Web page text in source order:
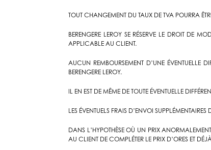
TOUT CHANGEMENT DU TAUX DE TVA POURRA
BERENGERE LEROY SE RÉSERVE LE DROIT DE
APPLICABLE AU CLIENT.
AUCUN REMBOURSEMENT D’UNE ÉVENTUELLE
BERENGERE LEROY.
IL EN EST DE MÊME DE TOUTE ÉVENTUELLE
LES ÉVENTUELS FRAIS D’ENVOI
DANS L’HYPOTHÈSE OÙ UN PRIX
AU CLIENT DE COMPLÉTER LE PRIX D’ORES ET